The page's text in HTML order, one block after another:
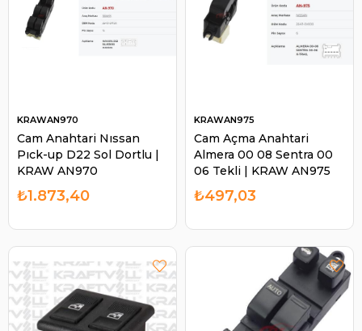
Cam Anahtari Nıssan
Pıck-up D22 Sol Dortlu |
KRAW AN970
KRAWAN970
₺1.873,40
Cam Açma Anahtari
Almera 00 08 Sentra 00
06 Tekli | KRAW AN975
KRAWAN975
₺497,03